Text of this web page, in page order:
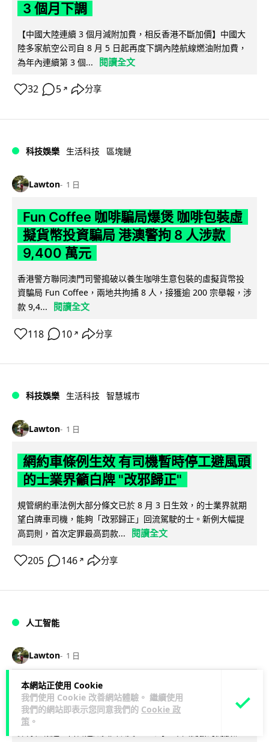
本網站正使用 Cookie
我們使用 Cookie 改善網站體驗。 繼續使用
我們的網站即表示您同意我們的 Cookie 政
策 。
3 個月下調
【中國大陸連續 3 個月減附加費，相反香港不斷加價】中國大
陸多家航空公司自 8 月 5 日起再度下調內陸航線燃油附加費，
為年內連續第 3 個...
閱讀全文
32 5 ↗ 分享
科技娛樂 生活科技 區塊鏈
Lawton 1 日
Fun Coffee 咖啡騙局爆煲 咖啡包裝虛
擬貨幣投資騙局 港澳警拘 8 人涉款
9,400 萬元
香港警方聯同澳門司警搗破以養生咖啡生意包裝的虛擬貨幣投
資騙局 Fun Coffee，兩地共拘捕 8 人，接獲逾 200 宗舉報，涉
款 9,4...
閱讀全文
118 10 ↗ 分享
科技娛樂 生活科技 智慧城市
Lawton 1 日
網約車條例生效 有司機暫時停工避風頭
的士業界籲白牌 "改邪歸正"
規管網約車法例大部分條文已於 8 月 3 日生效，的士業界就期
望白牌車司機，能夠「改邪歸正」回流駕駛的士。新例大幅提
高罰則，首次定罪最高罰款...
閱讀全文
205 146 ↗ 分享
人工智能
Lawton 1 日
白宮拒測中國開放 AI 模型 業界質疑安
全框架選擇性執行